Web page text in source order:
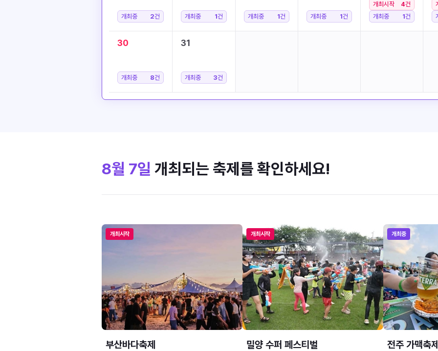
개최중 2건 개최중 1건 개최중 1건 개최중 1건
개최시작 4건
개최중
1건
30
개최중 8건
31
개최중 3건
8월 7일 개최되는 축제를 확인하세요!
개최시작
부산바다축제
개최시작
밀양 수퍼 페스티벌
개최중
전주 가맥축